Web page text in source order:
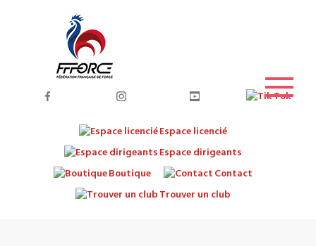
Espace licencié
Espace dirigeants
Boutique
Contact
Trouver un club